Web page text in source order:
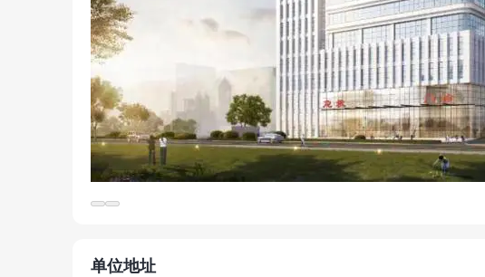
项。SCI/EI收录论文50余篇，获批专利近200项。
医院因临床教学而生，本专科教育有50余年历史，研究生和留学
富有创新精神的教师队伍，现有任课教师863人。吴阶平院士曾
有推荐本科毕业生免试攻读硕士研究生资格，拥有临床医学和基
留学生医学本科专业。建院50多年来，为社会培养了大批医学专
单位地址